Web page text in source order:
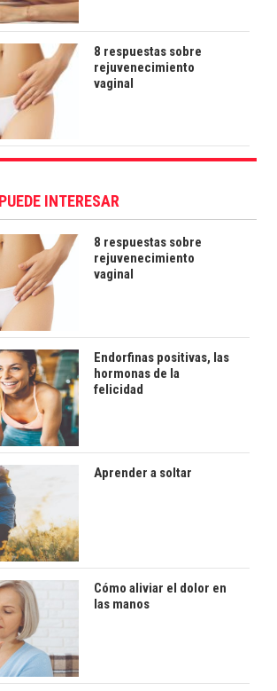
8 respuestas sobre
rejuvenecimiento
vaginal
INTERESAR
8 respuestas sobre
rejuvenecimiento
vaginal
Endorfinas positivas, las
hormonas de la
felicidad
Aprender a soltar
Cómo aliviar el dolor en
las manos